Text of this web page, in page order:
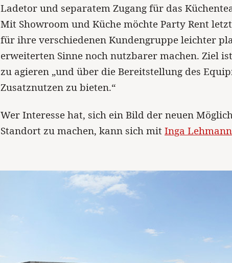
Ladetor und separatem Zugang für das
Mit Showroom und Küche möchte Party Rent
für ihre verschiedenen Kundengruppe leichter
erweiterten Sinne noch nutzbarer machen. Ziel
zu agieren „und über die Bereitstellung des
Zusatznutzen zu bieten.“
Wer Interesse hat, sich ein Bild der neuen
Standort zu machen, kann sich mitInga Lehmann